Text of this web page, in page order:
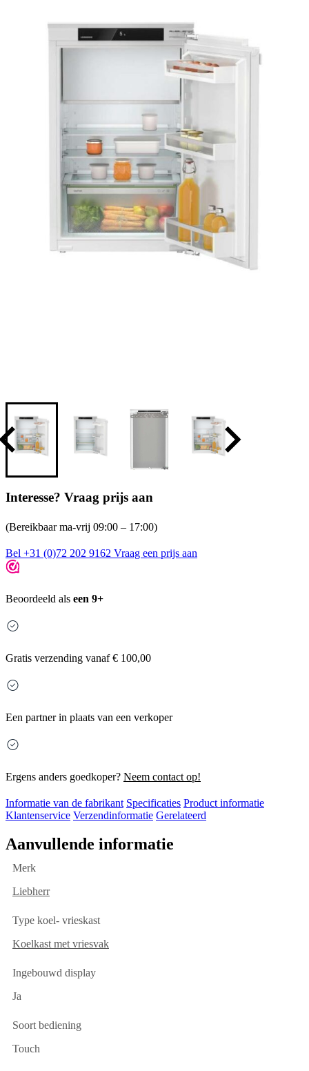
Interesse? Vraag prijs aan
(Bereikbaar ma-vrij 09:00 – 17:00)
Bel +31 (0)72 202 9162 Vraag een prijs aan
Beoordeeld als een 9+
Gratis verzending vanaf € 100,00
Een partner in plaats van een verkoper
Ergens anders goedkoper? Neem contact op!
Informatie van de fabrikant Specificaties Product informatie
Klantenservice Verzendinformatie Gerelateerd
Aanvullende informatie
Merk
Liebherr
Type koel- vrieskast
Koelkast met vriesvak
Ingebouwd display
Ja
Soort bediening
Touch